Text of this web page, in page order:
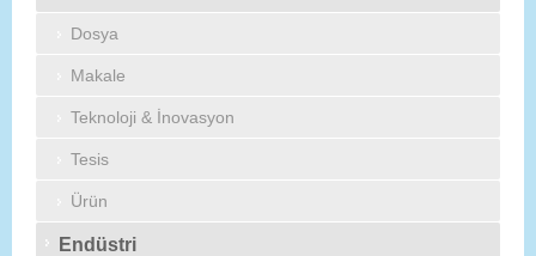
Dosya
Makale
Teknoloji & İnovasyon
Tesis
Ürün
Endüstri